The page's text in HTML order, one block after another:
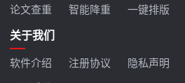
论文查重 智能降重 一键排版
关于我们
软件介绍 注册协议 隐私声明